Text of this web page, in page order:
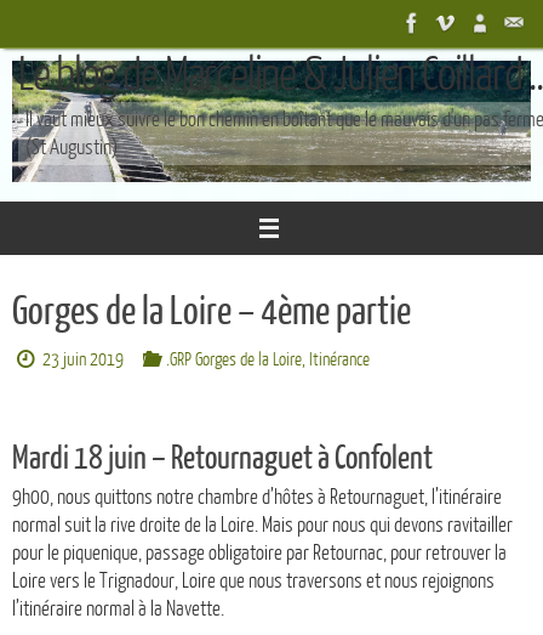
contenu
Le blog de Marceline & Julien Coillard
Il vaut mieux suivre le bon chemin en boîtant que le mauvais d'un pas ferme
(St Augustin)
Gorges de la Loire – 4ème partie
23 juin 2019 .GRP Gorges de la Loire, Itinérance
Mardi 18 juin – Retournaguet à Confolent
9h00, nous quittons notre chambre d’hôtes à Retournaguet, l’itinéraire
normal suit la rive droite de la Loire. Mais pour nous qui devons ravitailler
pour le piquenique, passage obligatoire par Retournac, pour retrouver la
Loire vers le Trignadour, Loire que nous traversons et nous rejoignons
l’itinéraire normal à la Navette.